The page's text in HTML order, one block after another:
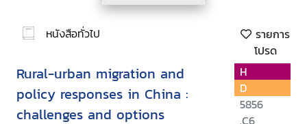
หนังสือทั่วไป
รายการ
โปรด
Rural-urban migration and
policy responses in China :
challenges and options
H
D
5856